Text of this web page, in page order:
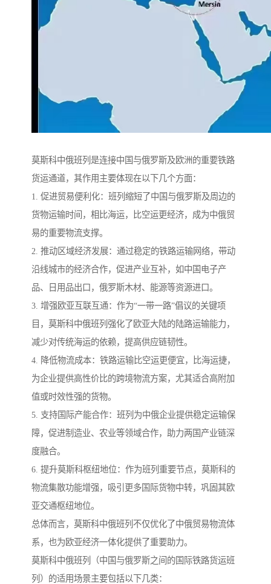
莫斯科中俄班列是连接中国与俄罗斯及欧洲的重要铁路
货运通道，其作用主要体现在以下几个方面：
1. 促进贸易便利化：班列缩短了中国与俄罗斯及周边的
货物运输时间，相比海运，比空运更经济，成为中俄贸
易的重要物流支撑。
2. 推动区域经济发展：通过稳定的铁路运输网络，带动
沿线城市的经济合作，促进产业互补，如中国电子产
品、日用品出口，俄罗斯木材、能源等资源进口。
3. 增强欧亚互联互通：作为“一带一路”倡议的关键项
目，莫斯科中俄班列强化了欧亚大陆的陆路运输能力，
减少对传统海运的依赖，提高供应链韧性。
4. 降低物流成本：铁路运输比空运更便宜，比海运捷，
为企业提供高性价比的跨境物流方案，尤其适合高附加
值或时效性强的货物。
5. 支持国际产能合作：班列为中俄企业提供稳定运输保
障，促进制造业、农业等领域合作，助力两国产业链深
度融合。
6. 提升莫斯科枢纽地位：作为班列重要节点，莫斯科的
物流集散功能增强，吸引更多国际货物中转，巩固其欧
亚交通枢纽地位。
总体而言，莫斯科中俄班列不仅优化了中俄贸易物流体
系，也为欧亚经济一体化提供了重要助力。
莫斯科中俄班列（中国与俄罗斯之间的国际铁路货运班
列）的适用场景主要包括以下几类：